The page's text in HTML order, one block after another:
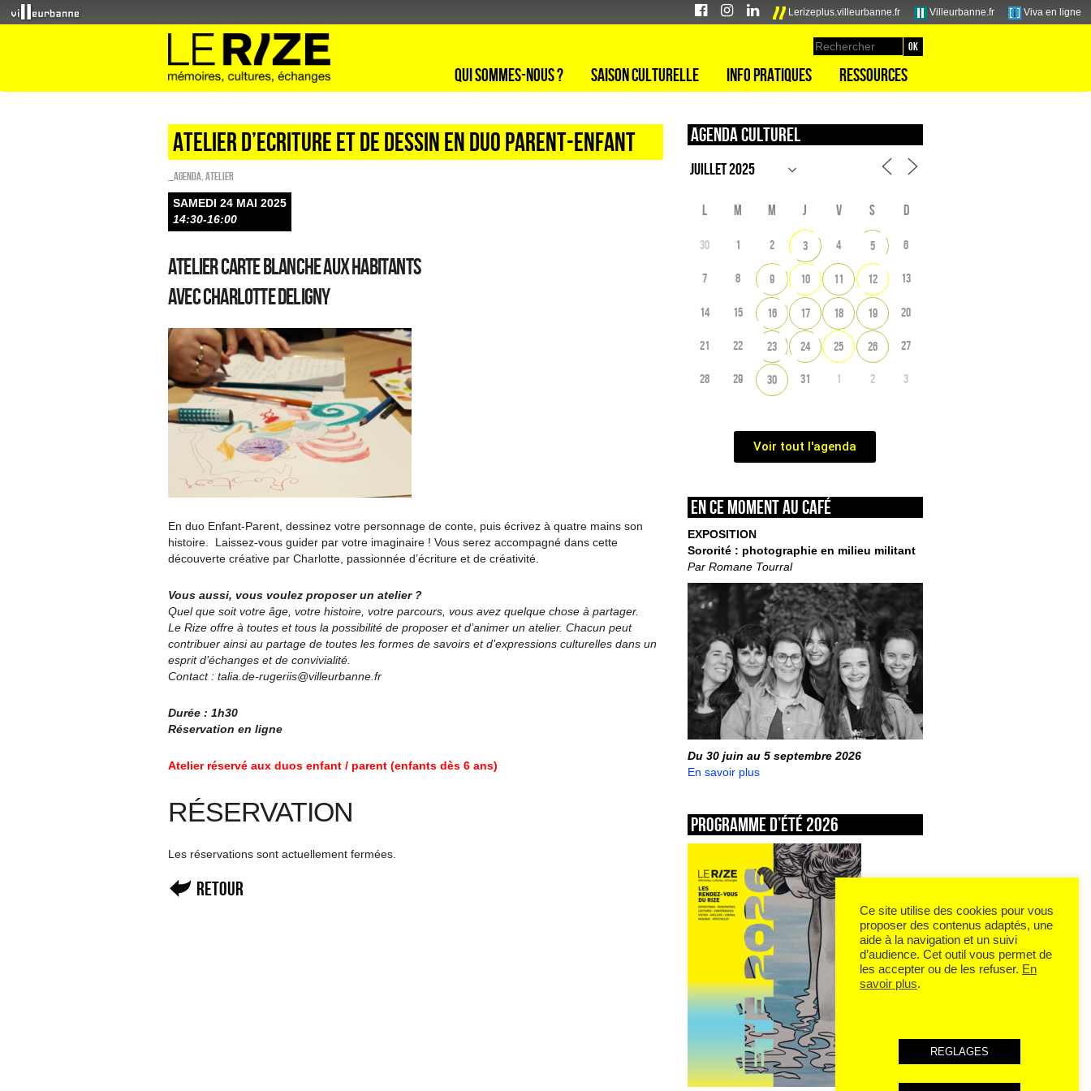
Lerizeplus.villeurbanne.fr Villeurbanne.fr Viva en ligne
Qui sommes-nous ? Saison culturelle Info pratiques Ressources
ATELIER D’ECRITURE ET DE DESSIN EN DUO PARENT-ENFANT
_Agenda Atelier
SAMEDI 24 MAI 2025
14:30-16:00
Atelier Carte Blanche aux habitants
Avec Charlotte Deligny
En duo Enfant-Parent, dessinez votre personnage de conte, puis écrivez à quatre mains son
histoire. Laissez-vous guider par votre imaginaire ! Vous serez accompagné dans cette
découverte créative par Charlotte, passionnée d’écriture et de créativité.
Vous aussi, vous voulez proposer un atelier ?
Quel que soit votre âge, votre histoire, votre parcours, vous avez quelque chose à partager.
Le Rize offre à toutes et tous la possibilité de proposer et d’animer un atelier. Chacun peut
contribuer ainsi au partage de toutes les formes de savoirs et d’expressions culturelles dans un
esprit d’échanges et de convivialité.
Contact : talia.de-rugeriis@villeurbanne.fr
Durée : 1h30
Réservation en ligne
Atelier réservé aux duos enfant / parent (enfants dès 6 ans)
RÉSERVATION
Les réservations sont actuellement fermées.
Retour
Agenda culturel
L M M J V S D
30 1 2 3 4 5 6
7 8 9 10 11 12 13
14 15 16 17 18 19 20
21 22 23 24 25 26 27
28 29 30 31 1 2 3
Voir tout l'agenda
En ce moment au café
EXPOSITION
Sororité : photographie en milieu militant
Par Romane Tourral
Du 30 juin au 5 septembre 2026
En savoir plus
Programme d’été 2026
Ce site utilise des cookies pour vous
proposer des contenus adaptés, une
aide à la navigation et un suivi
d’audience. Cet outil vous permet de
les accepter ou de les refuser. En
savoir plus.
REGLAGES